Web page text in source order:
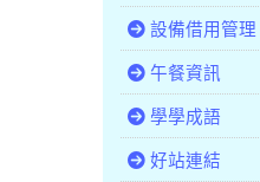
設備借用管理
午餐資訊
學學成語
好站連結